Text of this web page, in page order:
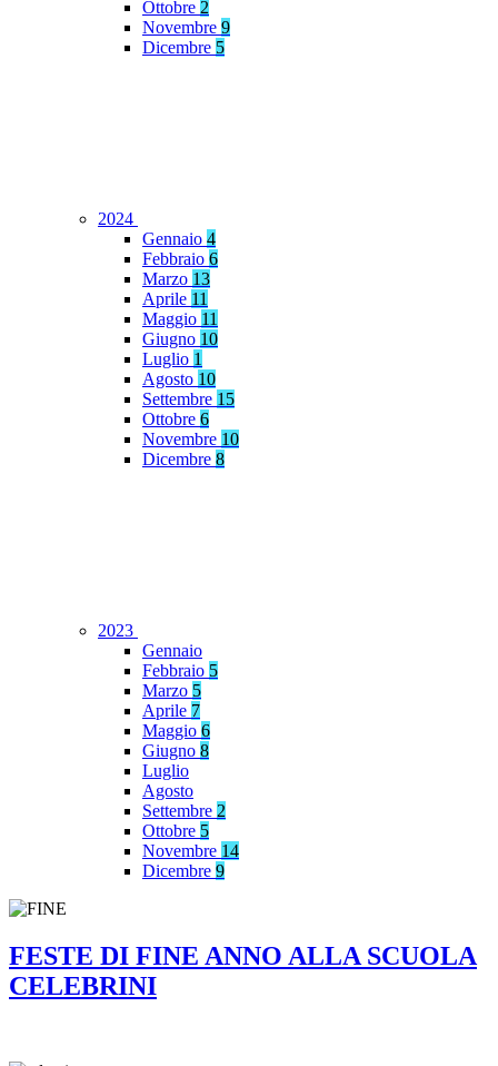
Ottobre 2
Novembre 9
Dicembre 5
2024
Gennaio 4
Febbraio 6
Marzo 13
Aprile 11
Maggio 11
Giugno 10
Luglio 1
Agosto 10
Settembre 15
Ottobre 6
Novembre 10
Dicembre 8
2023
Gennaio
Febbraio 5
Marzo 5
Aprile 7
Maggio 6
Giugno 8
Luglio
Agosto
Settembre 2
Ottobre 5
Novembre 14
Dicembre 9
FESTE DI FINE ANNO ALLA SCUOLA
CELEBRINI